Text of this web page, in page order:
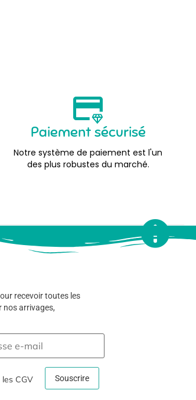
Paiement sécurisé
Notre système de paiement est l'un
des plus robustes du marché.
recevoir toutes les
arrivages,
les CGV